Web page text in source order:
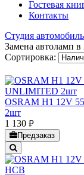
Гостевая
Контакты
Студия
Замена автоламп в
Сортировка:
OSRAM H1 12V
2шт
1 130 руб.
Предзаказ